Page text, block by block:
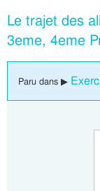
Le trajet des
3eme, 4eme
Paru dans ▶